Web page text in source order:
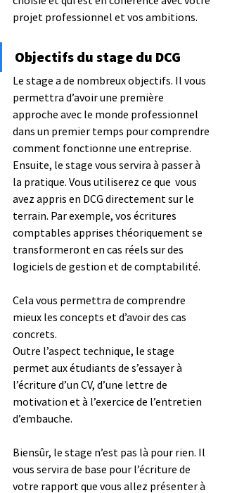
projet professionnel et vos ambitions.
Objectifs du stage du DCG
Le stage a de nombreux objectifs. Il vous
permettra d’avoir une première
approche avec le monde professionnel
dans un premier temps pour comprendre
comment fonctionne une entreprise.
Ensuite, le stage vous servira à passer à
la pratique. Vous utiliserez ce que  vous
avez appris en DCG directement sur le
terrain. Par exemple, vos écritures
comptables apprises théoriquement se
transformeront en cas réels sur des
logiciels de gestion et de comptabilité.
Cela vous permettra de comprendre
mieux les concepts et d’avoir des cas
concrets.
Outre l’aspect technique, le stage
permet aux étudiants de s’essayer à
l’écriture d’un CV, d’une lettre de
motivation et à l’exercice de l’entretien
d’embauche.
Biensûr, le stage n’est pas là pour rien. Il
vous servira de base pour l’écriture de
votre rapport que vous allez présenter à